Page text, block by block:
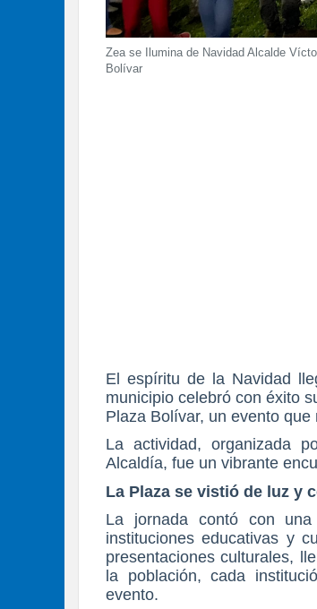
Zea se Ilumina de Navidad Alcalde
Bolívar
El espíritu de la Navidad
municipio celebró con éxito
Plaza Bolívar, un evento
La actividad, organizada
Alcaldía, fue un vibrante
La Plaza se vistió de luz y
La jornada contó con
instituciones educativas y
presentaciones culturales,
la población, cada
evento.